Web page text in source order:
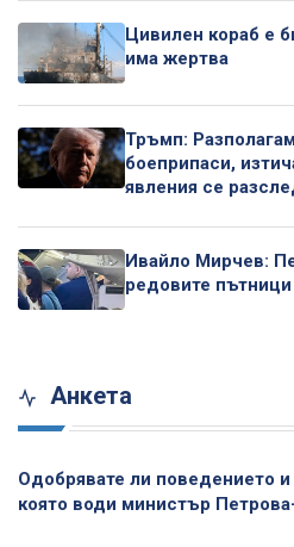
Цивилен кораб е
има жертва
Тръмп:
боеприпаси,
явления се
Ивайло Мирчев:
редовите пътници
Анкета
Одобрявате ли поведението
която води министър